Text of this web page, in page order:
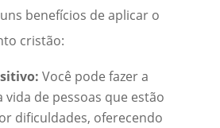
benefícios de aplicar o
cristão:
Você pode fazer a
vida de pessoas que estão
dificuldades, oferecendo